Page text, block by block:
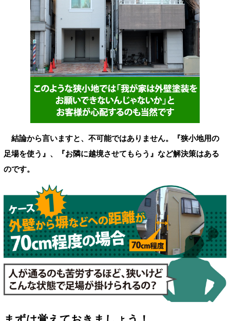
結論から言いますと、不可能ではありません。 『狭小地用の
足場を使う 』 、 『お隣に越境させてもらう 』 など解決策はある
のです。